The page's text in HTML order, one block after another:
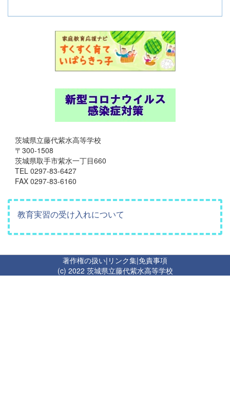
茨城県立藤代紫水高等学校
〒300-1508
茨城県取手市紫水一丁目660
TEL 0297-83-6427
FAX 0297-83-6160
教育実習の受け入れについて
著作権の扱い| リンク集|免責事項
(c) 2022 茨城県立藤代紫水高等学校